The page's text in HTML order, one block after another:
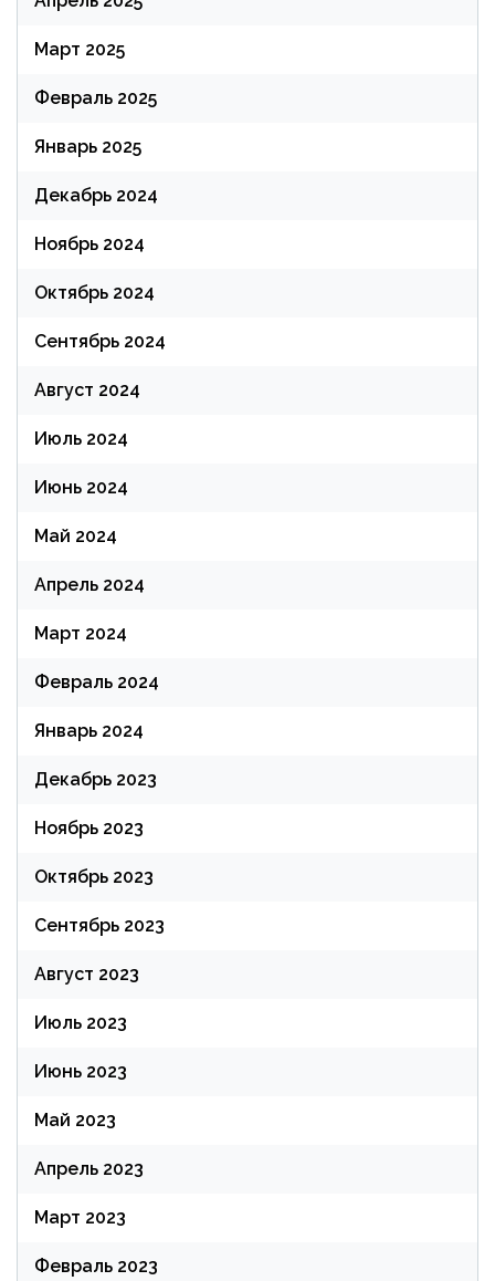
Март 2025
Февраль 2025
Январь 2025
Декабрь 2024
Ноябрь 2024
Октябрь 2024
Сентябрь 2024
Август 2024
Июль 2024
Июнь 2024
Май 2024
Апрель 2024
Март 2024
Февраль 2024
Январь 2024
Декабрь 2023
Ноябрь 2023
Октябрь 2023
Сентябрь 2023
Август 2023
Июль 2023
Июнь 2023
Май 2023
Апрель 2023
Март 2023
Февраль 2023